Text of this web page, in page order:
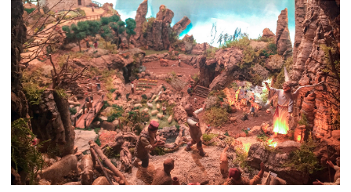
medi ambient
opinió
política
promo serveis
reportatge
salut
calendari